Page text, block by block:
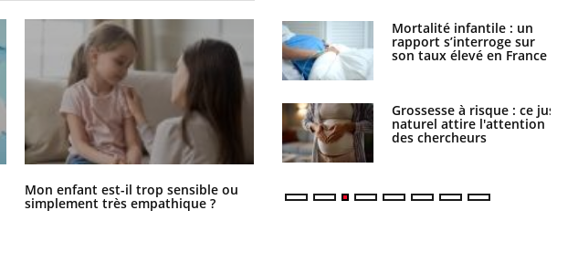
Mon enfant est-il trop sensible ou
simplement très empathique ? trousse à pharmacie pour les
Syndrome métabolique :
quels sont les meilleurs
exercices physiques ?
Comment éviter une otite
pendant les vacances ?
Mortalité infantile : un
rapport s’interroge sur
son taux élevé en France
Grossesse à risque : ce jus
naturel attire l'attention
des chercheurs